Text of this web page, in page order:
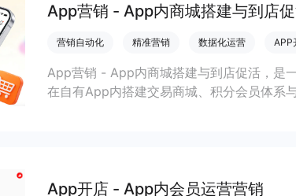
App营销 - App内商城搭建与到店
营销自动化 精准营销 数据化运营 APP
App营销 - App内商城搭建与到店促活，是
在自有App内搭建交易商城、积分会员体系
App开店 - App内会员运营营销